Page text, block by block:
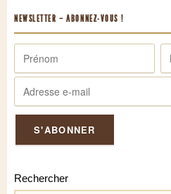
NEWSLETTER – ABONNEZ-VOUS !
Rechercher